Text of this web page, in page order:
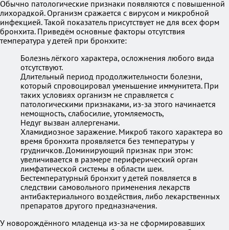
Обычно патологические признаки появляются с повышенной
лихорадкой. Организм сражается с вирусом и микробной
инфекцией. Такой показатель присутствует не для всех форм
бронхита. Приведём основные факторы отсутствия
температура у детей при бронхите:
Болезнь лёгкого характера, осложнения любого вида
отсутствуют.
Длительный период продолжительности болезни,
который спровоцировал уменьшение иммунитета. При
таких условиях организм не справляется с
патологическими признаками, из-за этого начинается
немощность, слабосилие, утомляемость,
Недуг вызван аллергенами.
Хламидиозное заражение. Микроб такого характера во
время бронхита проявляется без температуры у
грудничков. Доминирующий признак при этом:
увеличивается в размере периферический орган
лимфатической системы в области шеи.
Бестемпературный бронхит у детей появляется в
следствии самовольного применения лекарств
антибактериального воздействия, либо лекарственных
препаратов другого предназначения.
У новорождённого младенца из-за не сформировавших